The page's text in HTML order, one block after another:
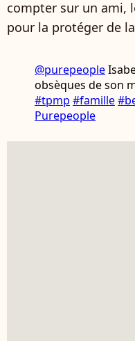
compter sur un ami,
pour la protéger de
@purepeople
obsèques de son
#tpmp #famille
Purepeople